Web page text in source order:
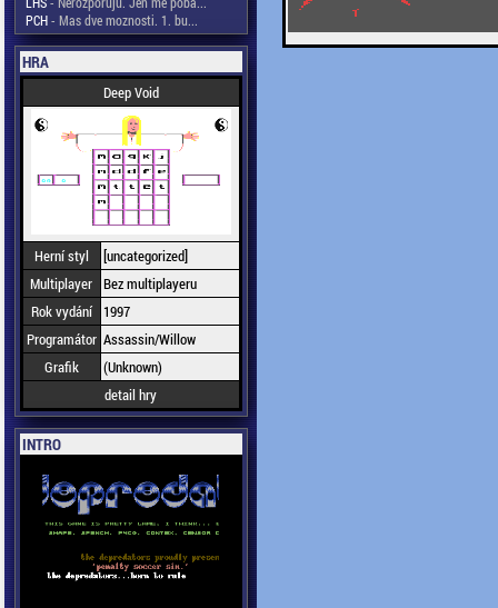
PCH- Mas dve moznosti. 1. bu...
HRA
Deep Void
Herní styl
[uncategorized]
Multiplayer Bez multiplayeru
Rok vydání
1997
Programátor Assassin/Willow
Grafik
(Unknown)
detail hry
INTRO